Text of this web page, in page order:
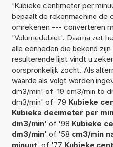
'Kubieke centimeter per
bepaalt de rekenmachine de
omrekenen --- converteren
'Volumedebiet'. Daarna zet
alle eenheden die bekend
resulterende lijst vindt u
oorspronkelijk zocht. Als
waarde als volgt worden
dm3/min' of '19 cm3/min to
dm3/min' of '79 Kubieke
Kubieke decimeter per
dm3/min' of '98 Kubieke
dm3/min' of '58 cm3/min
minuut' of '77 Kubieke